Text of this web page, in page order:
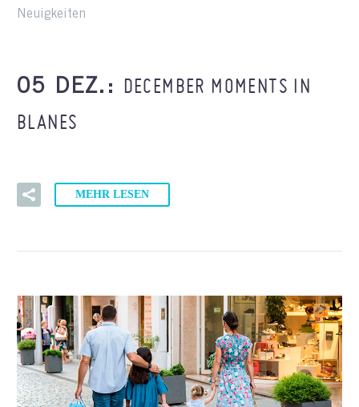
Neuigkeiten
05 DEZ.: DECEMBER MOMENTS IN
BLANES
MEHR LESEN